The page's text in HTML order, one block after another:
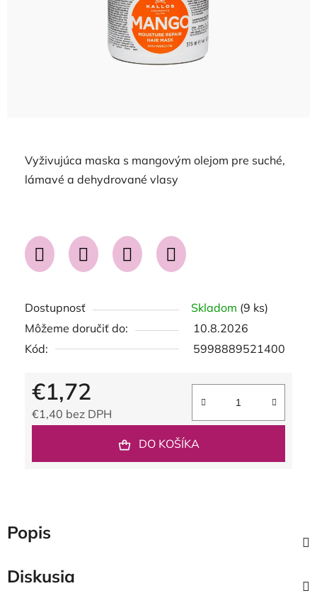
Vyživujúca maska s mangovým olejom pre suché,
lámavé a dehydrované vlasy
Dostupnosť Skladom (9 ks)
Môžeme doručiť do:
10.8.2026
Kód:
5998889521400
€1,72
€1,40 bez DPH
DO KOŠÍKA
Popis
Diskusia